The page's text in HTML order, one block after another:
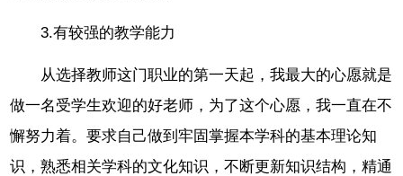
3.有较强的教学能力
从选择教师这门职业的第一天起，我最大的心愿就是
做一名受学生欢迎的好老师，为了这个心愿，我一直在不
懈努力着。要求自己做到牢固掌握本学科的基本理论知
识，熟悉相关学科的文化知识，不断更新知识结构，精通